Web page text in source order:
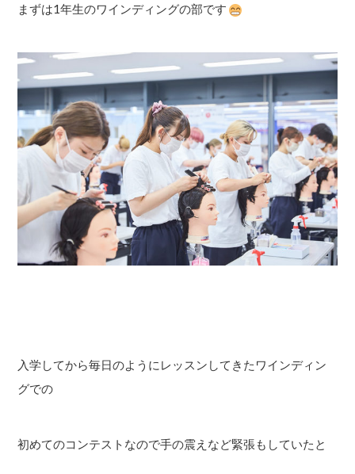
まずは1年生のワインディングの部です
入学してから毎日のようにレッスンしてきたワインディン
グでの
初めてのコンテストなので手の震えなど緊張もしていたと